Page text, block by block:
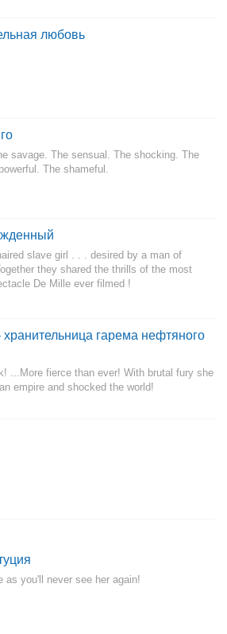
любовь
savage. The sensual. The shocking. The
The shameful.
slave girl . . . desired by a man of
they shared the thrills of the most
De Mille ever filmed !
хранительница гарема нефтяного
...More fierce than ever! With brutal fury she
empire and shocked the world!
as you'll never see her again!